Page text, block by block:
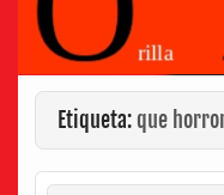
Etiqueta: que